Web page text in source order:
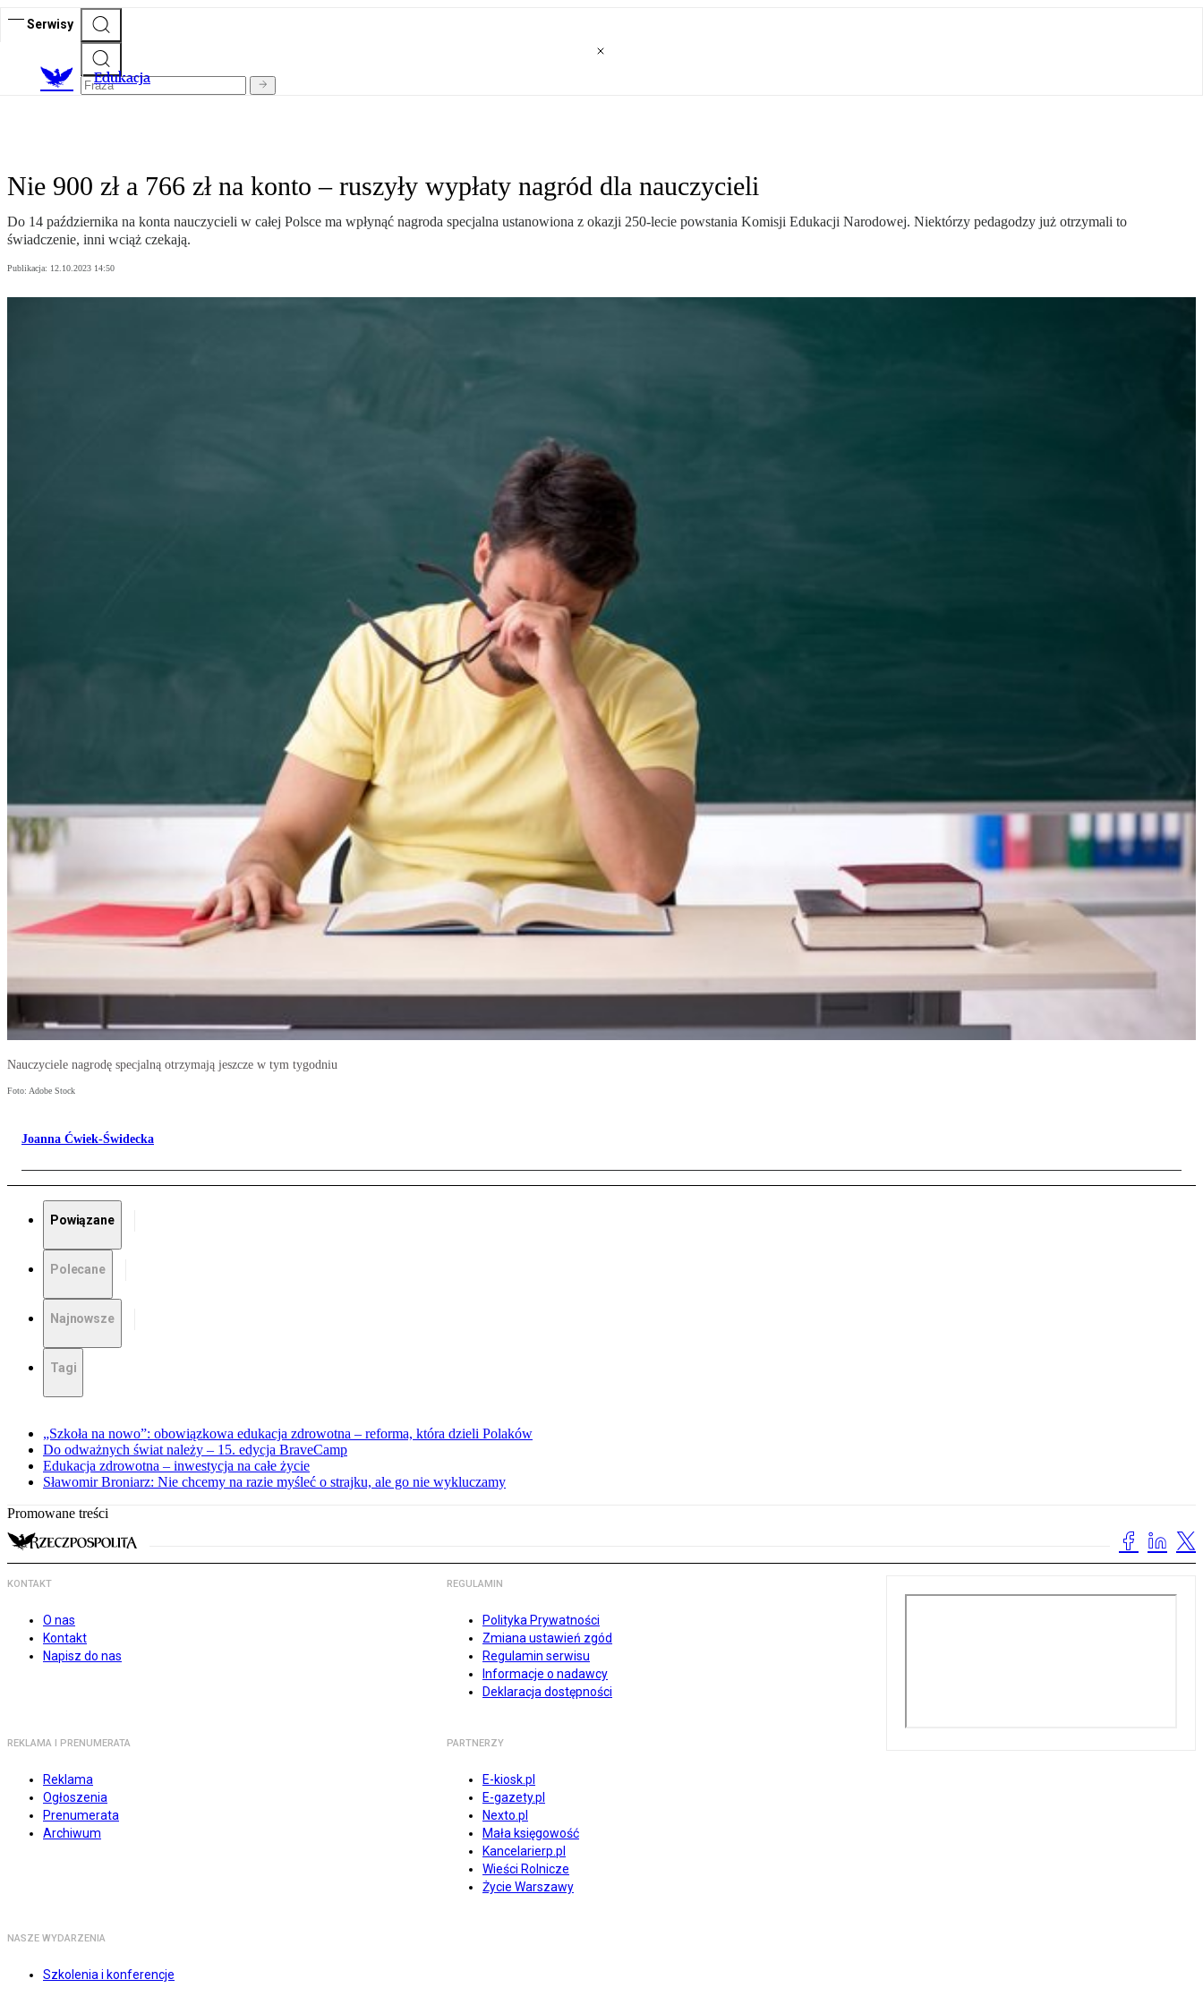
Serwisy
Edukacja
Nie 900 zł a 766 zł na konto – ruszyły wypłaty nagród dla nauczycieli
Do 14 października na konta nauczycieli w całej Polsce ma wpłynąć nagroda specjalna ustanowiona z okazji 250-lecie powstania Komisji Edukacji Narodowej. Niektórzy pedagodzy już otrzymali to
świadczenie, inni wciąż czekają.
Publikacja: 12.10.2023 14:50
Nauczyciele nagrodę specjalną otrzymają jeszcze w tym tygodniu
Foto: Adobe Stock
Joanna Ćwiek-Świdecka
Powiązane
Polecane
Najnowsze
Tagi
„Szkoła na nowo”: obowiązkowa edukacja zdrowotna – reforma, która dzieli Polaków
Do odważnych świat należy – 15. edycja BraveCamp
Edukacja zdrowotna – inwestycja na całe życie
Sławomir Broniarz: Nie chcemy na razie myśleć o strajku, ale go nie wykluczamy
Promowane treści
KONTAKT
O nas
Kontakt
Napisz do nas
REGULAMIN
Polityka Prywatności
Zmiana ustawień zgód
Regulamin serwisu
Informacje o nadawcy
Deklaracja dostępności
REKLAMA I PRENUMERATA
Reklama
Ogłoszenia
Prenumerata
Archiwum
PARTNERZY
E-kiosk.pl
E-gazety.pl
Nexto.pl
Mała księgowość
Kancelarierp.pl
Wieści Rolnicze
Życie Warszawy
NASZE WYDARZENIA
Szkolenia i konferencje